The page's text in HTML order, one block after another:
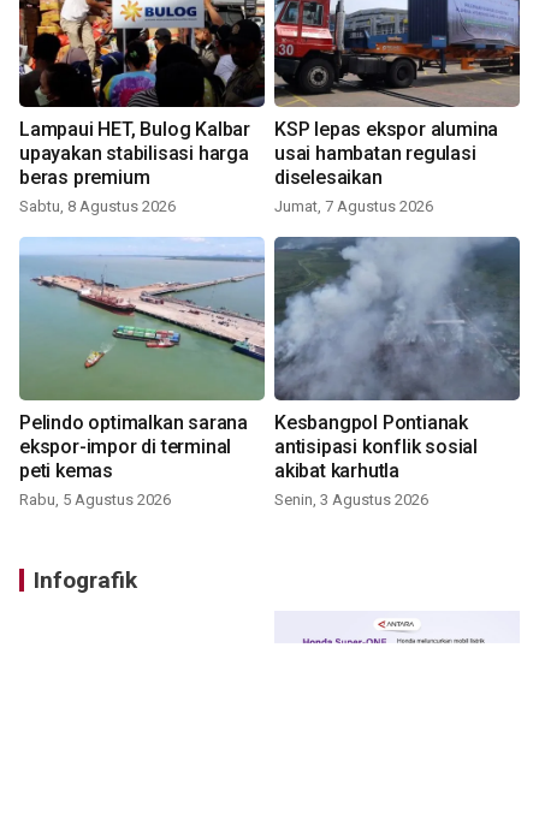
Lampaui HET, Bulog Kalbar
upayakan stabilisasi harga
beras premium
Sabtu, 8 Agustus 2026
KSP lepas ekspor alumina
usai hambatan regulasi
diselesaikan
Jumat, 7 Agustus 2026
Pelindo optimalkan sarana
ekspor-impor di terminal
peti kemas
Rabu, 5 Agustus 2026
Kesbangpol Pontianak
antisipasi konflik sosial
akibat karhutla
Senin, 3 Agustus 2026
Infografik